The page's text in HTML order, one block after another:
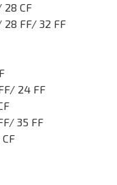
28 CF
28 FF/ 32 FF
24 FF
35 FF